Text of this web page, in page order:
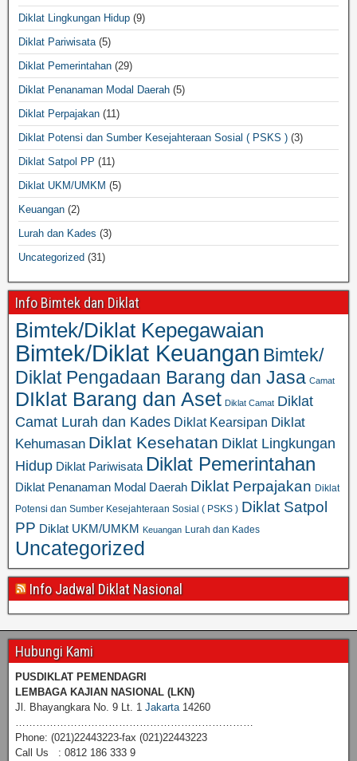
Diklat Lingkungan Hidup (9)
Diklat Pariwisata(5)
Diklat Pemerintahan (29)
Diklat Penanaman Modal Daerah (5)
Diklat Perpajakan (11)
Diklat Potensi dan Sumber Kesejahteraan Sosial ( PSKS ) (3)
Diklat Satpol PP (11)
Diklat UKM/UMKM (5)
Keuangan (2)
Lurah dan Kades (3)
Uncategorized (31)
Info Bimtek dan Diklat
Bimtek/Diklat Kepegawaian
Bimtek/Diklat Keuangan Bimtek/
Diklat Pengadaan Barang dan Jasa Camat
DIklat Barang dan Aset Diklat Camat Diklat
Camat Lurah dan Kades Diklat Kearsipan Diklat
Kehumasan Diklat Kesehatan Diklat Lingkungan
Hidup Diklat Pariwisata Diklat Pemerintahan
Diklat Penanaman Modal Daerah Diklat Perpajakan Diklat
Potensi dan Sumber Kesejahteraan Sosial ( PSKS ) Diklat Satpol
PP Diklat UKM/UMKM Keuangan Lurah dan Kades
Uncategorized
Info Jadwal Diklat Nasional
Hubungi Kami
PUSDIKLAT PEMENDAGRI
LEMBAGA KAJIAN NASIONAL (LKN)
Jl. Bhayangkara No. 9 Lt. 1 Jakarta14260
……………………………………………………………
Phone: (021)22443223-fax (021)22443223
Call Us : 0812 186 333 9